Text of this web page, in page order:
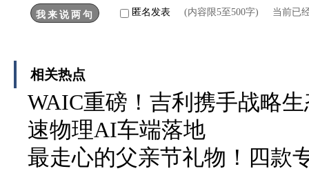
匿名发表 (内容限5至500字) 当前已
相关热点
WAIC重磅！吉利携手战略
速物理AI车端落地
最走心的父亲节礼物！四款